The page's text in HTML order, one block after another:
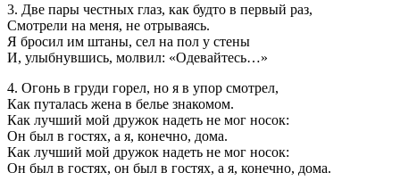
3. Две пары честных глаз, как будто в первый раз,
Смотрели на меня, не отрываясь.
Я бросил им штаны, сел на пол у стены
И, улыбнувшись, молвил: «Одевайтесь…»
4. Огонь в груди горел, но я в упор смотрел,
Как путалась жена в белье знакомом.
Как лучший мой дружок надеть не мог носок:
Он был в гостях, а я, конечно, дома.
Как лучший мой дружок надеть не мог носок:
Он был в гостях, он был в гостях, а я, конечно, дома.